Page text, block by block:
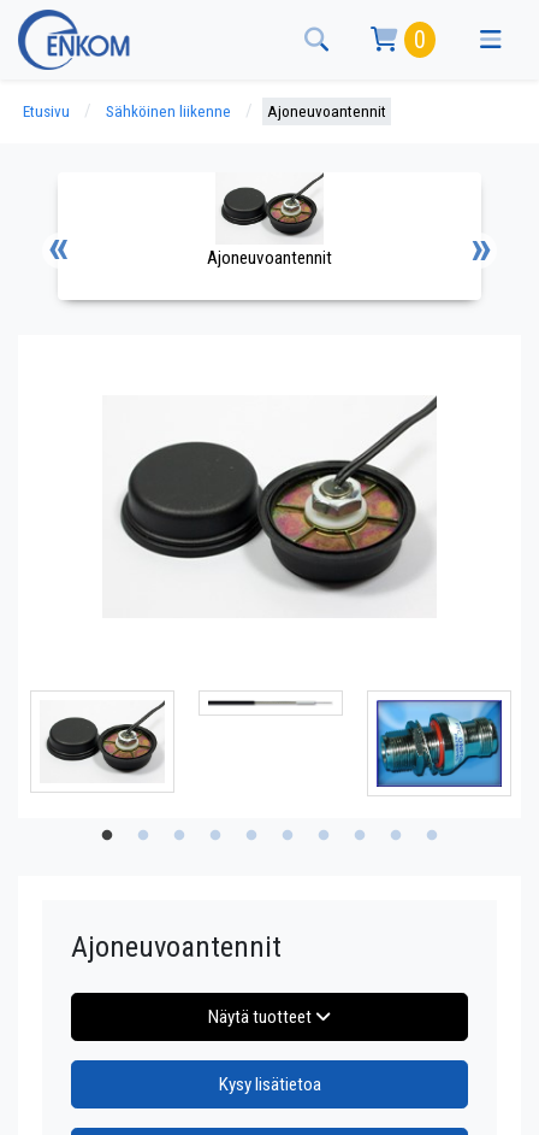
0
Etusivu Sähköinen liikenne Ajoneuvoantennit
Ajoneuvoantennit
Ajoneuvoantennit
Näytä tuotteet
Kysy lisätietoa